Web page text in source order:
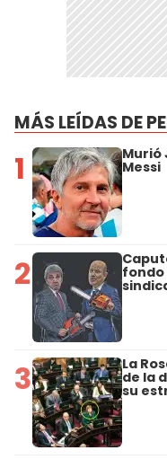
MÁS LEÍDAS DE
1 Murió
Messi
2 fondo
3 La
de la
su